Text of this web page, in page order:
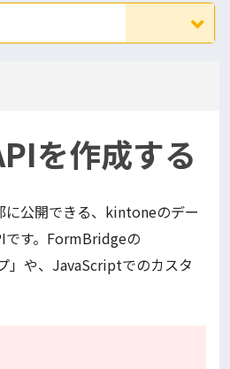
を作成する
に公開できる、kintoneのデー
です。FormBridgeの
」や、JavaScriptでのカスタ